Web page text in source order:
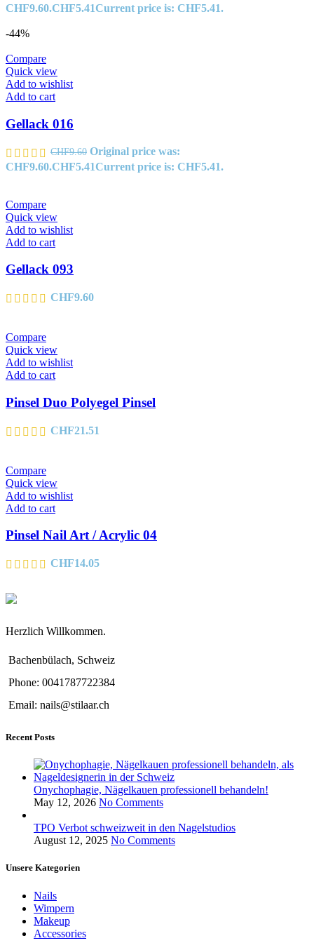
CHF9.60.CHF5.41Current price is: CHF5.41.
-44%
Compare
Quick view
Add to wishlist
Add to cart
Gellack 016
CHF9.60 Original price was:
CHF9.60.CHF5.41Current price is: CHF5.41.
Compare
Quick view
Add to wishlist
Add to cart
Gellack 093
CHF9.60
Compare
Quick view
Add to wishlist
Add to cart
Pinsel Duo Polyegel Pinsel
CHF21.51
Compare
Quick view
Add to wishlist
Add to cart
Pinsel Nail Art / Acrylic 04
CHF14.05
Herzlich Willkommen.
Bachenbülach, Schweiz
Phone: 0041787722384
Email: nails@stilaar.ch
Recent Posts
Onychophagie, Nägelkauen professionell behandeln!
May 12, 2026 No Comments
TPO Verbot schweizweit in den Nagelstudios
August 12, 2025 No Comments
Unsere Kategorien
Nails
Wimpern
Makeup
Accessories